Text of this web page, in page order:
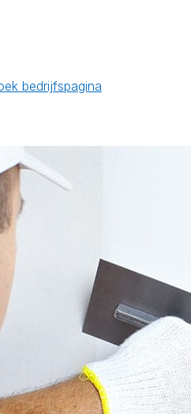
bedrijfspagina